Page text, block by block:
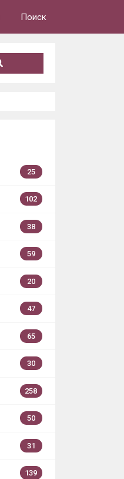
Поиск
25
102
38
59
20
47
65
30
258
50
31
139